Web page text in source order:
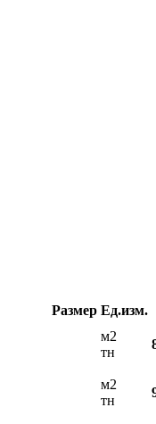
Размер Ед.изм.
м2
тн
м2
тн